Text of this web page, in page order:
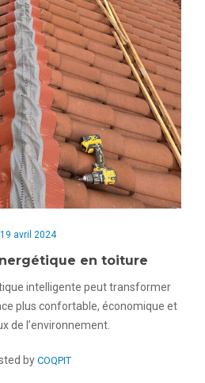
19 avril 2024
en toiture
intelligente peut transformer
plus confortable, économique et
de l’environnement.
by COQPIT